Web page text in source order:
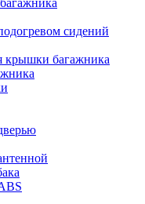
сидений
крышки багажника